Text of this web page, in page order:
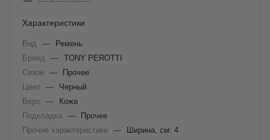
Характеристики
Вид —
Ремень
Бренд
— TONY PEROTTI
Сезон
—
Прочее
Цвет —
Черный
Верх
—
Кожа
Подкладка
—
Прочее
Прочие характеристики
— Ширина, см: 4